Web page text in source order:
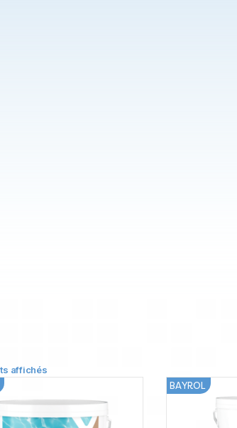
affichés
BAYROL